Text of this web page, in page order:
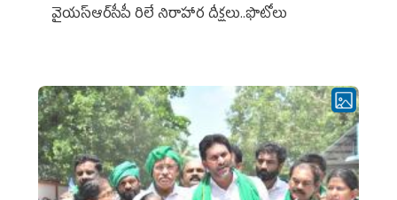
వైయ‌స్ఆర్‌సీపీ రిలే నిరాహార దీక్షలు..ఫొటోలు